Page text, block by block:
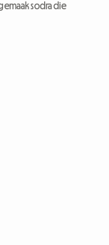
sodra die